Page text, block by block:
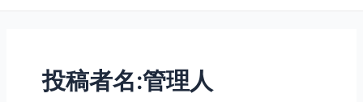
投稿者名:管理人